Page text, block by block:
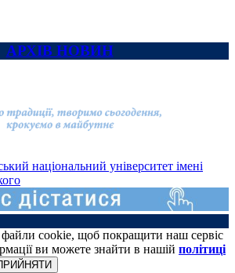
АРХІВ НОВИН
національний університет імені
cookie, щоб покращити наш сервіс
ви можете знайти в нашій політиці